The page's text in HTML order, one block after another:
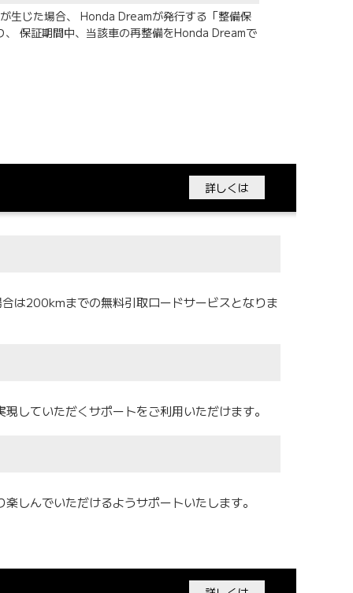
生じた場合、 Honda Dreamが発行する「整備保
保証期間中、当該車の再整備をHonda Dreamで
詳しくは
は200kmまでの無料引取ロードサービスとなりま
していただくサポートをご利用いただけます。
しんでいただけるようサポートいたします。